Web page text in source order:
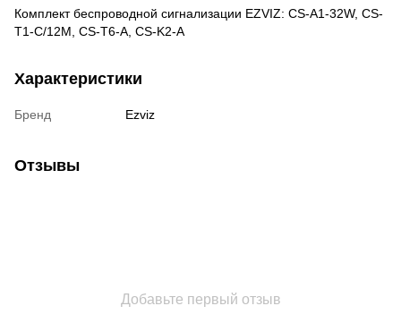
Комплект беспроводной сигнализации EZVIZ: CS-A1-32W, CS-
T1-C/12M, CS-T6-A, CS-K2-A
Характеристики
Бренд Ezviz
Отзывы
Добавьте первый отзыв